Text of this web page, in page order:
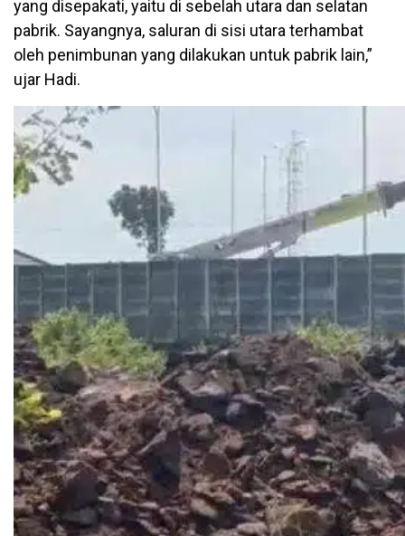
yang disepakati, yaitu di sebelah utara dan selatan
pabrik. Sayangnya, saluran di sisi utara terhambat
oleh penimbunan yang dilakukan untuk pabrik lain,”
ujar Hadi.